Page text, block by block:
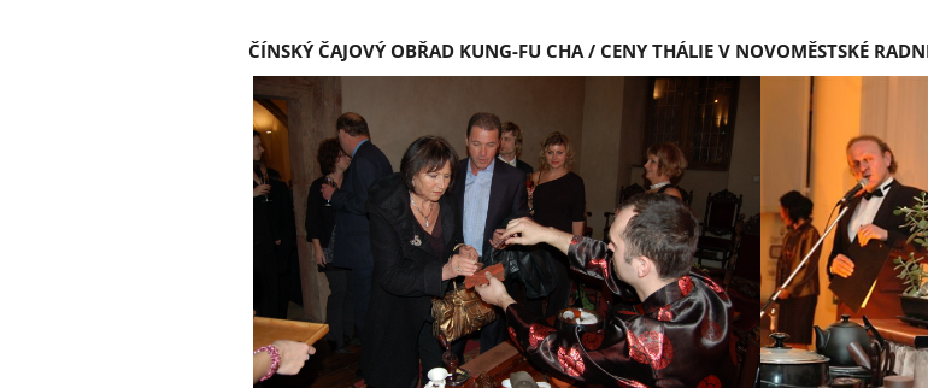
ČÍNSKÝ ČAJOVÝ OBŘAD KUNG-FU CHA / CENY THÁLIE V NOVOMĚSTSKÉ